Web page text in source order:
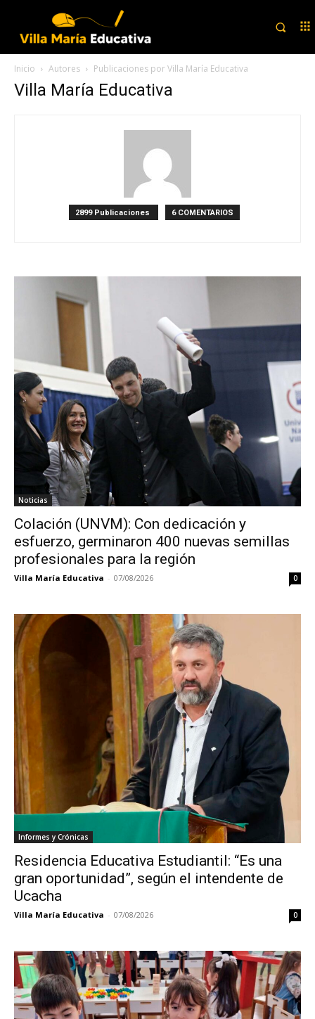
Inicio Autores Publicaciones por Villa María Educativa
Villa María Educativa
2899 Publicaciones 6 COMENTARIOS
Noticias
Colación (UNVM): Con dedicación y
esfuerzo, germinaron 400 nuevas semillas
profesionales para la región
Villa María Educativa - 07/08/2026 0
Informes y Crónicas
Residencia Educativa Estudiantil: “Es una
gran oportunidad”, según el intendente de
Ucacha
Villa María Educativa - 07/08/2026 0